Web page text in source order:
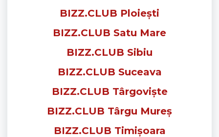
BIZZ.CLUB Ploiești
BIZZ.CLUB Satu Mare
BIZZ.CLUB Sibiu
BIZZ.CLUB Suceava
BIZZ.CLUB Târgoviște
BIZZ.CLUB Târgu Mureș
BIZZ.CLUB Timișoara